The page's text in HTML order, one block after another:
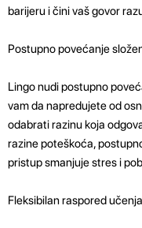
barijeru i čini vaš govor
Postupno povećanje
Lingo nudi postupno
vam da napredujete od
odabrati razinu koja
razine poteškoća,
pristup smanjuje stres i
Fleksibilan raspored učenja